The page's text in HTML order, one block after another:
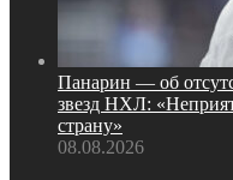
Панарин — об
звезд НХЛ:
страну»
08.08.2026